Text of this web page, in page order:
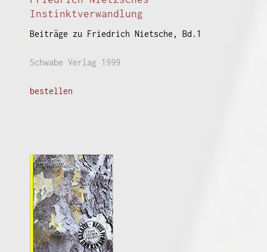
Instinktverwandlung
Beiträge zu Friedrich Nietsche, Bd.1
Schwabe Verlag 1999
bestellen